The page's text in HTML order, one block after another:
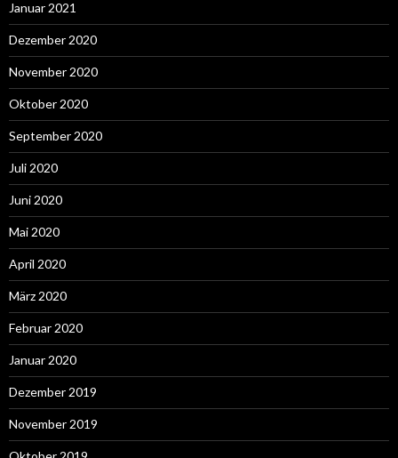
Januar 2021
Dezember 2020
November 2020
Oktober 2020
September 2020
Juli 2020
Juni 2020
Mai 2020
April 2020
März 2020
Februar 2020
Januar 2020
Dezember 2019
November 2019